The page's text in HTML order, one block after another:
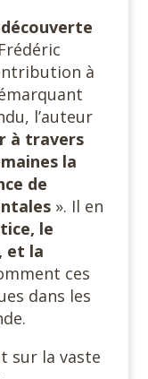
à
l’auteur
à travers
la
de
». Il en
le
et la
ces
dans les
sur la vaste